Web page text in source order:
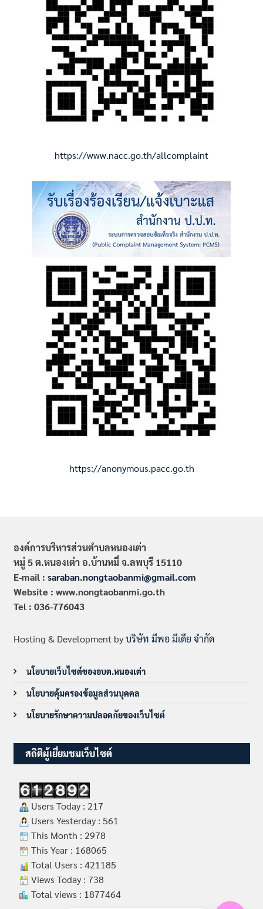
https://www.nacc.go.th/allcomplaint
https://anonymous.pacc.go.th
องค์การบริหารส่วนตำบลหนองเต่า
หมู่ 5 ต.หนองเต่า อ.บ้านหมี่ จ.ลพบุรี 15110
E-mail : saraban.nongtaobanmi@gmail.com
Website : www.nongtaobanmi.go.th
Tel : 036-776043
Hosting & Development byบริษัท มีพอ มีเดีย จำกัด
นโยบายเว็บไซต์ของอบต.หนองเต่า
นโยบายคุ้มครองข้อมูลส่วนบุคคล
นโยบายรักษาความปลอดภัยของเว็บไซต์
สถิติผู้เยี่ยมชมเว็บไซต์
Users Today : 217
Users Yesterday : 561
This Month : 2978
This Year : 168065
Total Users : 421185
Views Today : 738
Total views : 1877464